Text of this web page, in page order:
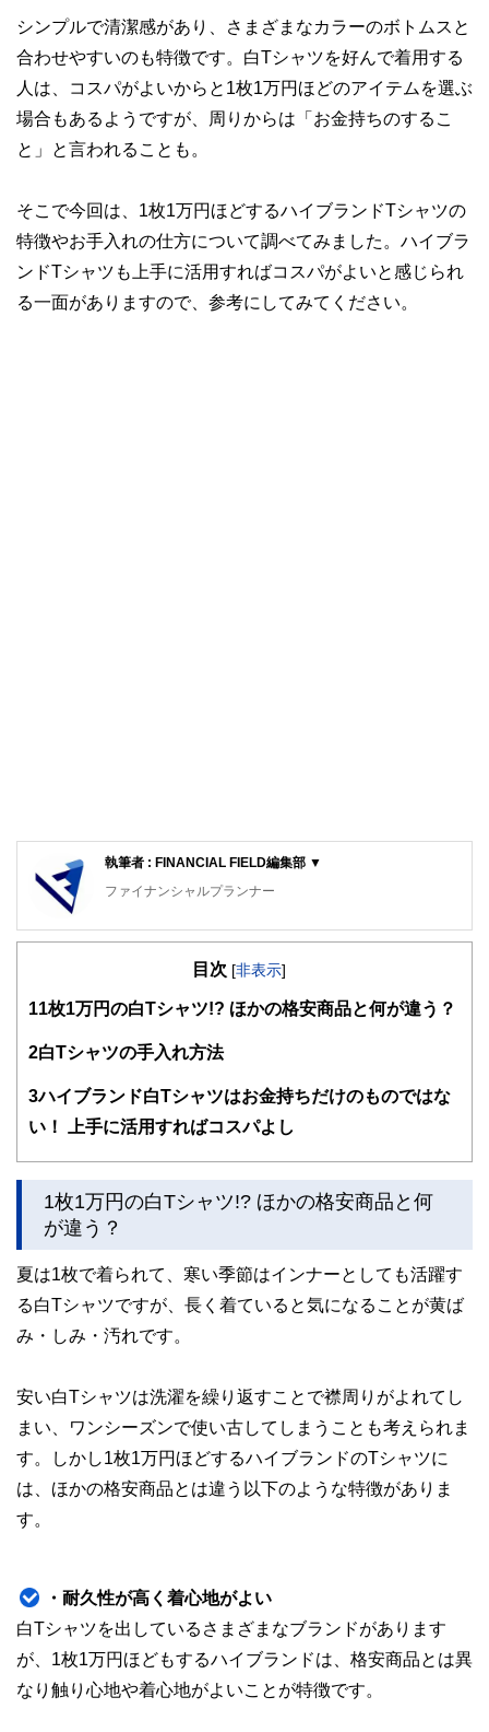
シンプルで清潔感があり、さまざまなカラーのボトムスと
合わせやすいのも特徴です。白Tシャツを好んで着用する
人は、コスパがよいからと1枚1万円ほどのアイテムを選ぶ
場合もあるようですが、周りからは「お金持ちのするこ
と」と言われることも。
そこで今回は、1枚1万円ほどするハイブランドTシャツの
特徴やお手入れの仕方について調べてみました。ハイブラ
ンドTシャツも上手に活用すればコスパがよいと感じられ
る一面がありますので、参考にしてみてください。
執筆者 : FINANCIAL FIELD編集部 ▼
ファイナンシャルプランナー
FinancialField編集部は、金融、経済に関する記事を、日々
知識がない方でも理解できるようわかりやすく発信していま
得者を中心に「お金や暮らし」に関する書籍・雑誌の編集経
験者で構成され、企画立案から記事掲載まですべての工程に
FinancialFieldの特徴は、ファイナンシャルプランナー、弁
護士、税理士、宅地建物取引士、相続診断士、住宅ローンア
ドバイザー、DCプランナー、公認会計士、社会保険労務
士、行政書士、投資アナリスト、キャリアコンサルタントな
ど150名以上の有資格者を執筆者・監修者として迎え、むず
かしく感じられる年金や税金、相続、保険、ローンなどの話
をわかりやすく発信している点です。
このように編集経験豊富なメンバーと金融や経済に精通した
執筆者・監修者による執筆体制を築くことで、内容のわかり
やすさはもちろんのこと、読み応えのあるコンテンツと確か
な情報発信を実現しています。
コンシェルジュを目指します。
目次 [非表示]
1 1枚1万円の白Tシャツ!? ほかの格安商品と何が違う？
2白Tシャツの手入れ方法
3ハイブランド白Tシャツはお金持ちだけのものではな
い！ 上手に活用すればコスパよし
1枚1万円の白Tシャツ!? ほかの格安商品と何
が違う？
夏は1枚で着られて、寒い季節はインナーとしても活躍す
る白Tシャツですが、長く着ていると気になることが黄ば
み・しみ・汚れです。
安い白Tシャツは洗濯を繰り返すことで襟周りがよれてし
まい、ワンシーズンで使い古してしまうことも考えられま
す。しかし1枚1万円ほどするハイブランドのTシャツに
は、ほかの格安商品とは違う以下のような特徴がありま
す。
・耐久性が高く着心地がよい
白Tシャツを出しているさまざまなブランドがあります
が、1枚1万円ほどもするハイブランドは、格安商品とは異
なり触り心地や着心地がよいことが特徴です。